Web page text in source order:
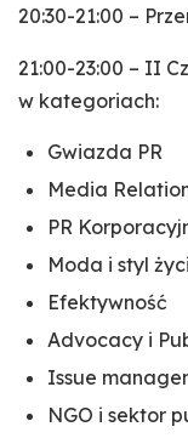
20:30-21:00 –
21:00-23:00 – II
w kategoriach:
Gwiazda PR
Media
PR
Moda i styl
Efektywność
Advocacy i
Issue
NGO i sektor